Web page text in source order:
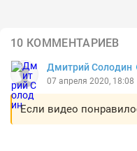
10 КОММЕНТАРИЕВ
Дмитрий Солодин
07 апреля 2020, 18:08
Если видео